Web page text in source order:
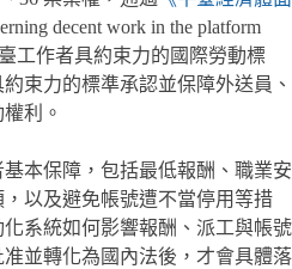
decent work in the platform
工作者具約束力的國際勞動標
束力的標準承認並保障外送員、
利。
本保障，包括最低報酬、職業安
以及避免帳號遭不當停用等措
系統如何影響報酬、派工與帳號
並轉化為國內法後，才會具體落